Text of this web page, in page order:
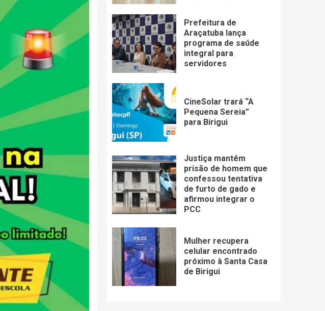
Prefeitura de
Araçatuba lança
programa de saúde
integral para
servidores
CineSolar trará “A
Pequena Sereia”
para Birigui
Justiça mantém
prisão de homem que
confessou tentativa
de furto de gado e
afirmou integrar o
PCC
Mulher recupera
celular encontrado
próximo à Santa Casa
de Birigui